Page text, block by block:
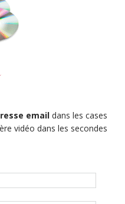
email dans les cases
vidéo dans les secondes